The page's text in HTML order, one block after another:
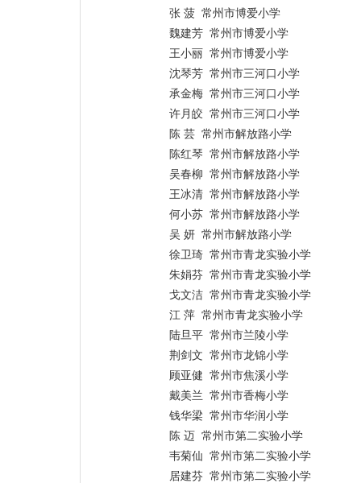
张 菠 常州市博爱小学
魏建芳 常州市博爱小学
王小丽 常州市博爱小学
沈琴芳 常州市三河口小学
承金梅 常州市三河口小学
许月皎 常州市三河口小学
陈 芸 常州市解放路小学
陈红琴 常州市解放路小学
吴春柳 常州市解放路小学
王冰清 常州市解放路小学
何小苏 常州市解放路小学
吴 妍 常州市解放路小学
徐卫琦 常州市青龙实验小学
朱娟芬 常州市青龙实验小学
戈文洁 常州市青龙实验小学
江 萍 常州市青龙实验小学
陆旦平 常州市兰陵小学
荆剑文 常州市龙锦小学
顾亚健 常州市焦溪小学
戴美兰 常州市香梅小学
钱华梁 常州市华润小学
陈 迈 常州市第二实验小学
韦菊仙 常州市第二实验小学
居建芬 常州市第二实验小学